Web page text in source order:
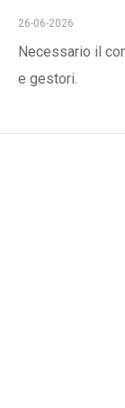
26-06-2026
Necessario il
e gestori.